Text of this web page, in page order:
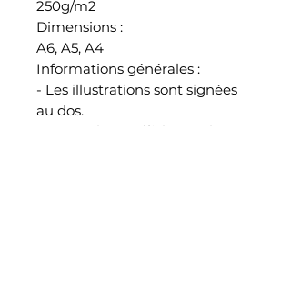
250g/m2
Dimensions :
A6, A5, A4
Informations générales :
- Les illustrations sont signées
au dos.
- Les couleurs affichées à l'écran